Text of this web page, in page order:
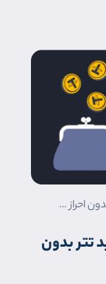
خرید تتر بدون احراز هویت | خرید تتر بدون KYC در ایران
تتر بدون